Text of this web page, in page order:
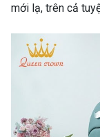
mới lạ, trên cả